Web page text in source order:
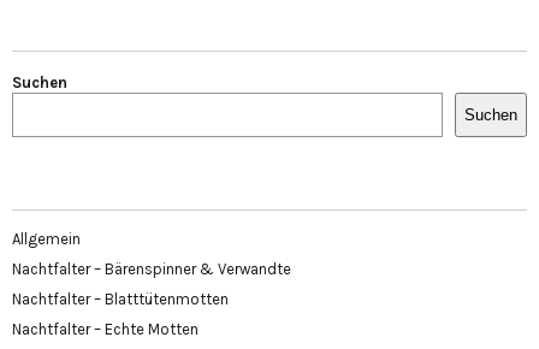
Suchen
Suchen
Allgemein
Nachtfalter – Bärenspinner & Verwandte
Nachtfalter – Blatttütenmotten
Nachtfalter – Echte Motten